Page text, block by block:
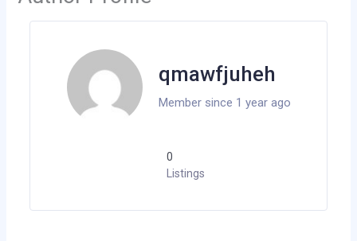
qmawfjuheh
Member since 1 year ago
0
Listings